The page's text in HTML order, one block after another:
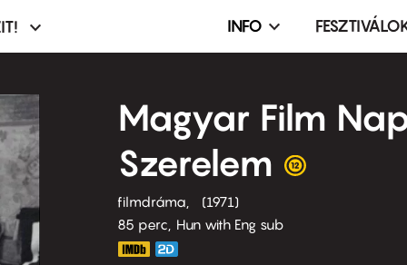
Infó,
terembérlés
menü
INFO
Magyar Film
Szerelem
filmdráma
1971
85 perc,
Hun with Eng sub